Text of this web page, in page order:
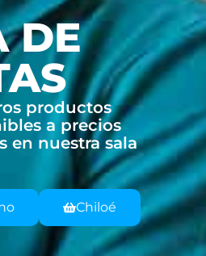
DE
productos
a precios
en nuestra sala
Chiloé